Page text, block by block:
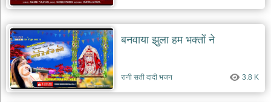
बनवाया झुला हम भक्तों ने
रानी सती दादी भजन 3.8 K